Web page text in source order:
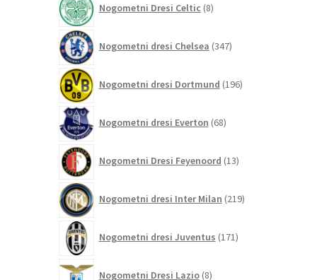
Nogometni Dresi Celtic 8izdelkov
Nogometni dresi Chelsea 347izdelkov
Nogometni dresi Dortmund 196izdelkov
Nogometni dresi Everton 68izdelkov
Nogometni Dresi Feyenoord 13izdelkov
Nogometni dresi Inter Milan 219izdelkov
Nogometni dresi Juventus 171izdelkov
Nogometni Dresi Lazio 8